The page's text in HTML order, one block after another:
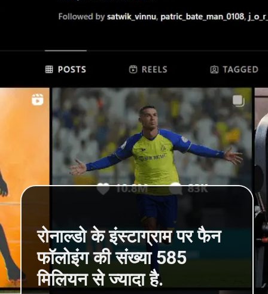
रोनाल्डो के इंस्टाग्राम पर फैन
फॉलोइंग की संख्या 585
मिलियन से ज्यादा है.